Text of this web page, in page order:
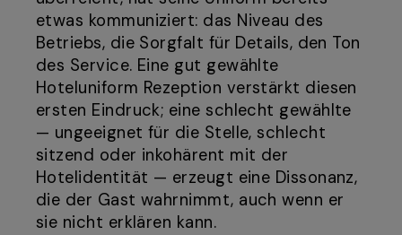
etwas kommuniziert: das Niveau des
Betriebs, die Sorgfalt für Details, den Ton
des Service. Eine gut gewählte
Hoteluniform Rezeption verstärkt diesen
ersten Eindruck; eine schlecht gewählte
— ungeeignet für die Stelle, schlecht
sitzend oder inkohärent mit der
Hotelidentität — erzeugt eine Dissonanz,
die der Gast wahrnimmt, auch wenn er
sie nicht erklären kann.